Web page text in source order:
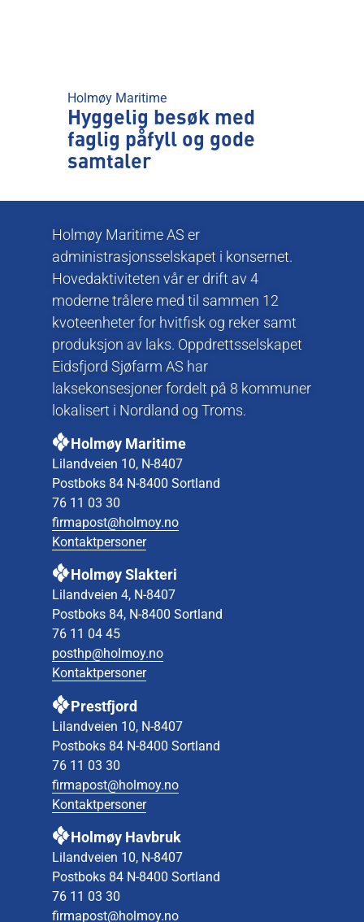
Holmøy Maritime
Hyggelig besøk med
faglig påfyll og gode
samtaler
Holmøy Maritime AS er
administrasjonsselskapet i konsernet.
Hovedaktiviteten vår er drift av 4
moderne trålere med til sammen 12
kvoteenheter for hvitfisk og reker samt
produksjon av laks. Oppdrettsselskapet
Eidsfjord Sjøfarm AS har
laksekonsesjoner fordelt på 8 kommuner
lokalisert i Nordland og Troms.
Holmøy Maritime
Lilandveien 10, N-8407
Postboks 84 N-8400 Sortland
76 11 03 30
firmapost@holmoy.no
Kontaktpersoner
Holmøy Slakteri
Lilandveien 4, N-8407
Postboks 84, N-8400 Sortland
76 11 04 45
posthp@holmoy.no
Kontaktpersoner
Prestfjord
Lilandveien 10, N-8407
Postboks 84 N-8400 Sortland
76 11 03 30
firmapost@holmoy.no
Kontaktpersoner
Holmøy Havbruk
Lilandveien 10, N-8407
Postboks 84 N-8400 Sortland
76 11 03 30
firmapost@holmoy.no